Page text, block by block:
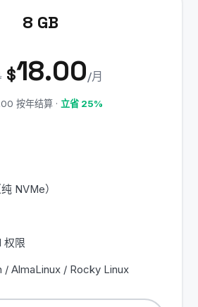
8 GB
$18.00/月
按年结算 · 立省 25%
NVMe）
权限
/ AlmaLinux / Rocky Linux